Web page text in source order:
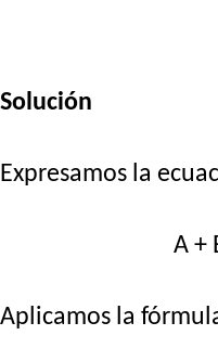
Solución
Expresamos la
A +
Aplicamos la